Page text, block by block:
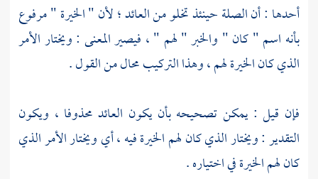
أحدها : أن الصلة حينئذ تخلو من العائد ؛ لأن " الخيرة " مرفوع
بأنه اسم " كان " والخبر " لهم " ، فيصير المعنى : ويختار الأمر
الذي كان الخيرة لهم ، وهذا التركيب محال من القول .
فإن قيل : يمكن تصحيحه بأن يكون العائد محذوفا ، ويكون
التقدير : ويختار الذي كان لهم الخيرة فيه ، أي ويختار الأمر الذي
كان لهم الخيرة في اختياره .